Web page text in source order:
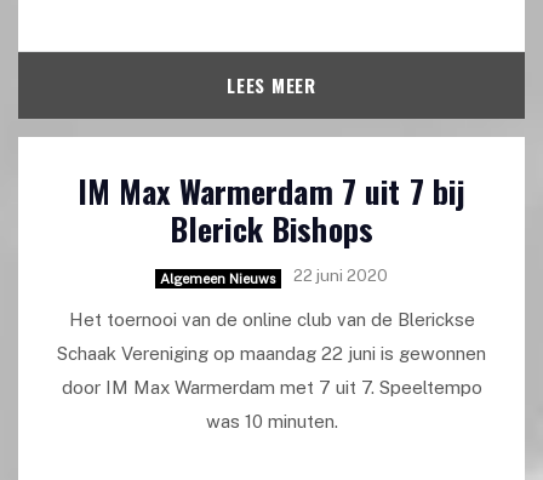
LEES MEER
IM Max Warmerdam 7 uit 7 bij
Blerick Bishops
Algemeen Nieuws 22 juni 2020
Het toernooi van de online club van de Blerickse
Schaak Vereniging op maandag 22 juni is gewonnen
door IM Max Warmerdam met 7 uit 7. Speeltempo
was 10 minuten.